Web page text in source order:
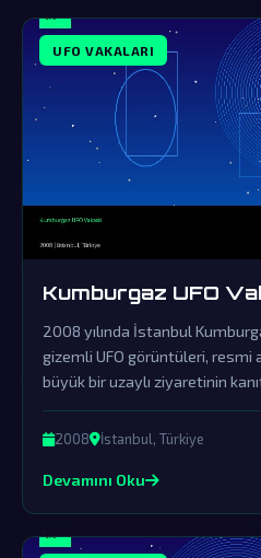
UFO VAKALARI
Kumburgaz UFO
2008 yılında İstanbul
gizemli UFO görüntüleri, resmi
büyük bir uzaylı ziyaretinin
açıklamalar örtbas
dünya dışı varlıkların varlığını
2008 İstanbul, Türkiye
Devamını Oku